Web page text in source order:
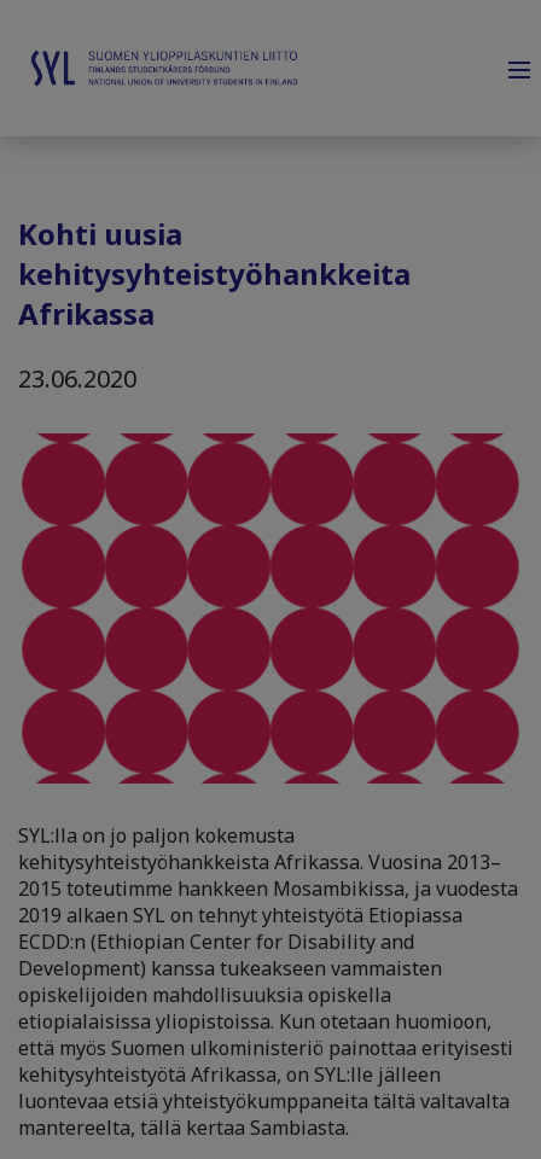
Kohti uusia
kehitysyhteistyöhankkeita
Afrikassa
23.06.2020
SYL:lla on jo paljon kokemusta
kehitysyhteistyöhankkeista Afrikassa. Vuosina 2013–
2015 toteutimme hankkeen Mosambikissa, ja vuodesta
2019 alkaen SYL on tehnyt yhteistyötä Etiopiassa
ECDD:n (Ethiopian Center for Disability and
Development) kanssa tukeakseen vammaisten
opiskelijoiden mahdollisuuksia opiskella
etiopialaisissa yliopistoissa. Kun otetaan huomioon,
että myös Suomen ulkoministeriö painottaa erityisesti
kehitysyhteistyötä Afrikassa, on SYL:lle jälleen
luontevaa etsiä yhteistyökumppaneita tältä valtavalta
mantereelta, tällä kertaa Sambiasta.